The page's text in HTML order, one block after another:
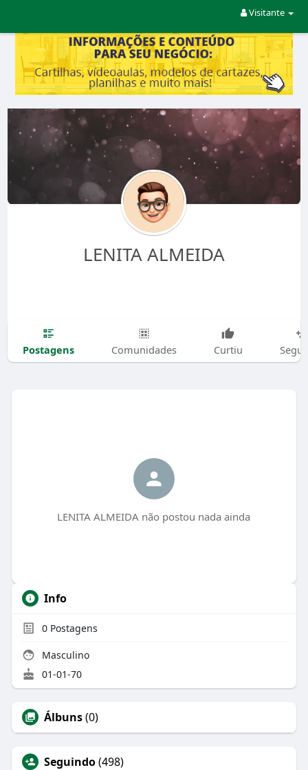
Visitante
LENITA ALMEIDA
Postagens Comunidades Curtiu
LENITA ALMEIDA não postou nada ainda
Info
0Postagens
Masculino
01-01-70
Álbuns(0)
Seguindo(498)